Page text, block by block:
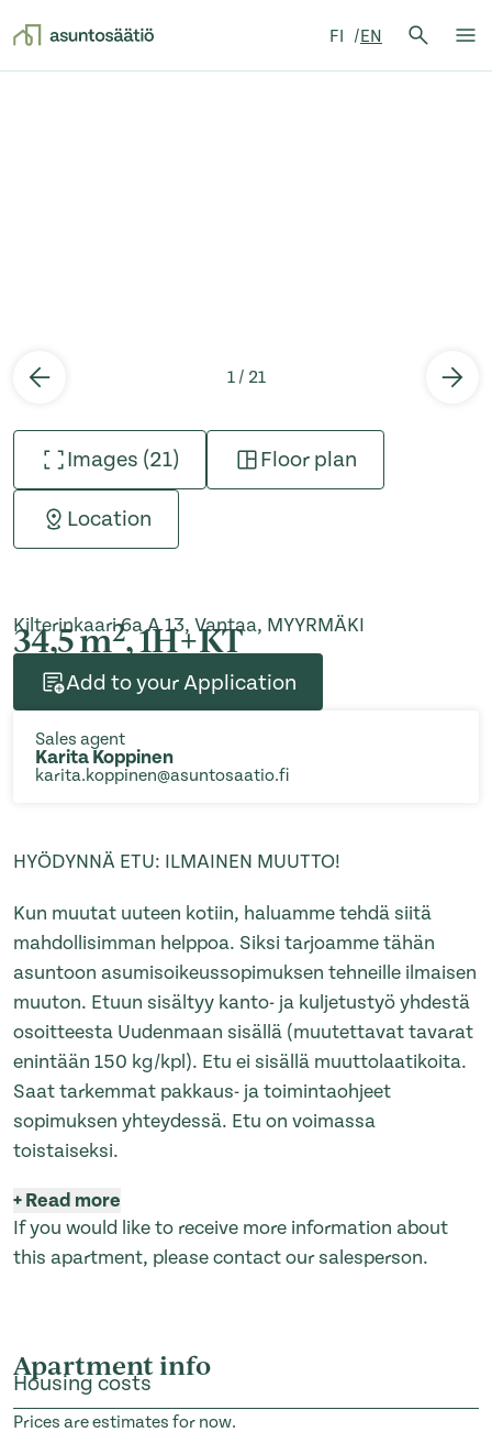
FI EN
Search
1 / 21
Images (21) Floor plan
Location
Kilterinkaari 6a A 13, Vantaa, MYYRMÄKI
34,5 m2, 1H+KT
Add to your Application
Sales agent
Karita Koppinen
karita.koppinen@asuntosaatio.fi
HYÖDYNNÄ ETU: ILMAINEN MUUTTO!
Kun muutat uuteen kotiin, haluamme tehdä siitä
mahdollisimman helppoa. Siksi tarjoamme tähän
asuntoon asumisoikeussopimuksen tehneille ilmaisen
muuton. Etuun sisältyy kanto- ja kuljetustyö yhdestä
osoitteesta Uudenmaan sisällä (muutettavat tavarat
enintään 150 kg/kpl). Etu ei sisällä muuttolaatikoita.
Saat tarkemmat pakkaus- ja toimintaohjeet
sopimuksen yhteydessä. Etu on voimassa
toistaiseksi.
+Read more
If you would like to receive more information about
this apartment, please contact our salesperson.
Apartment info
Housing costs
Prices are estimates for now.